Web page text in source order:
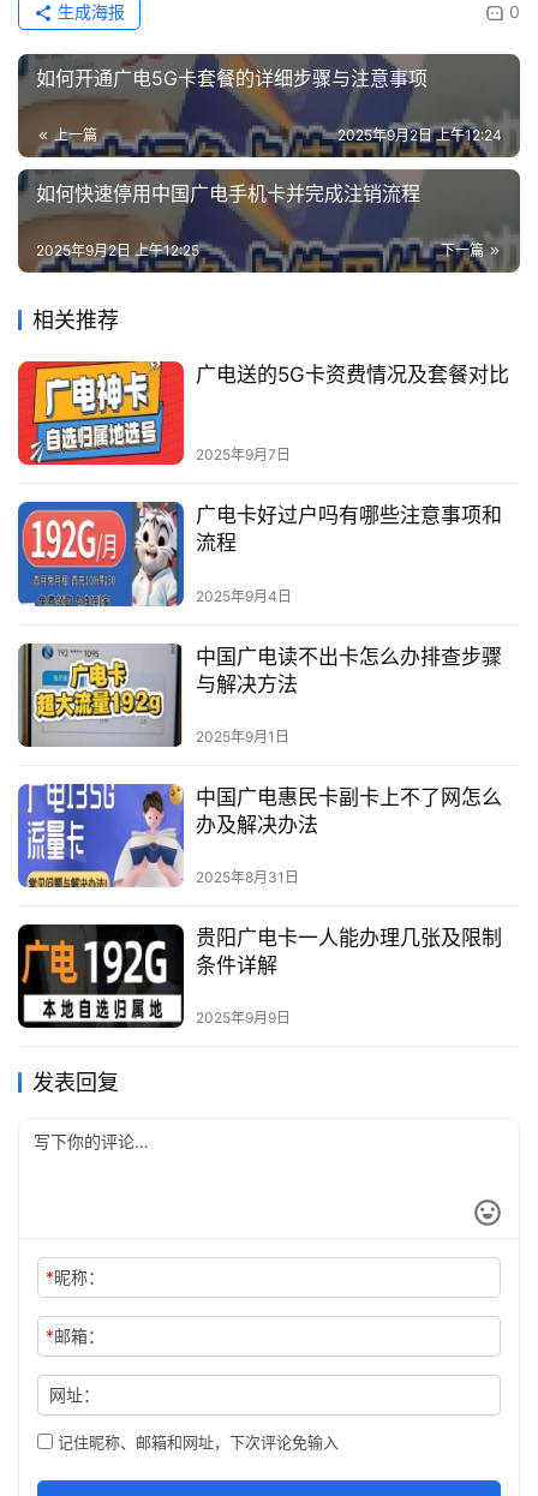
0
生成海报
如何开通广电5G卡套餐的详细步骤与注意事项
上一篇 2025年9月2日 上午12:24
如何快速停用中国广电手机卡并完成注销流程
下一篇
2025年9月2日 上午12:25
相关推荐
广电送的5G卡资费情况及套餐对比
2025年9月7日
广电卡好过户吗有哪些注意事项和
流程
2025年9月4日
中国广电读不出卡怎么办排查步骤
与解决方法
2025年9月1日
中国广电惠民卡副卡上不了网怎么
办及解决办法
2025年8月31日
贵阳广电卡一人能办理几张及限制
条件详解
2025年9月9日
发表回复
*昵称：
*邮箱：
网址：
记住昵称、邮箱和网址，下次评论免输入